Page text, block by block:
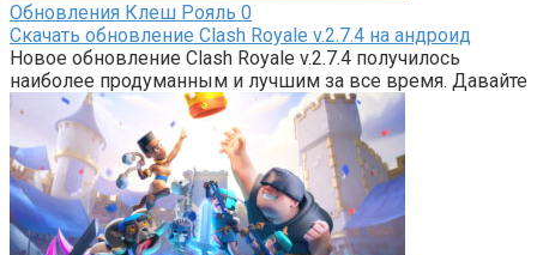
Обновления Клеш Рояль 0
Скачать обновление Clash Royale v.2.7.4 на андроид
Новое обновление Clash Royale v.2.7.4 получилось
наиболее продуманным и лучшим за все время. Давайте